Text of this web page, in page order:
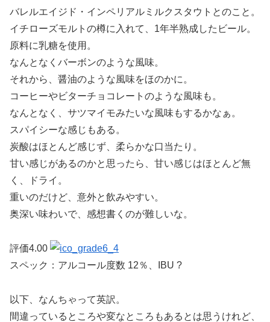
バレルエイジド・インペリアルミルクスタウトとのこと。
イチローズモルトの樽に入れて、1年半熟成したビール。
原料に乳糖を使用。
なんとなくバーボンのような風味。
それから、醤油のような風味をほのかに。
コーヒーやビターチョコレートのような風味も。
なんとなく、サツマイモみたいな風味もするかなぁ。
スパイシーな感じもある。
炭酸はほとんど感じず、柔らかな口当たり。
甘い感じがあるのかと思ったら、甘い感じはほとんど無
く、ドライ。
重いのだけど、意外と飲みやすい。
奥深い味わいで、感想書くのが難しいな。
評価4.00
スペック：アルコール度数 12％、IBU ?
以下、なんちゃって英訳。
間違っているところや変なところもあるとは思うけれど、